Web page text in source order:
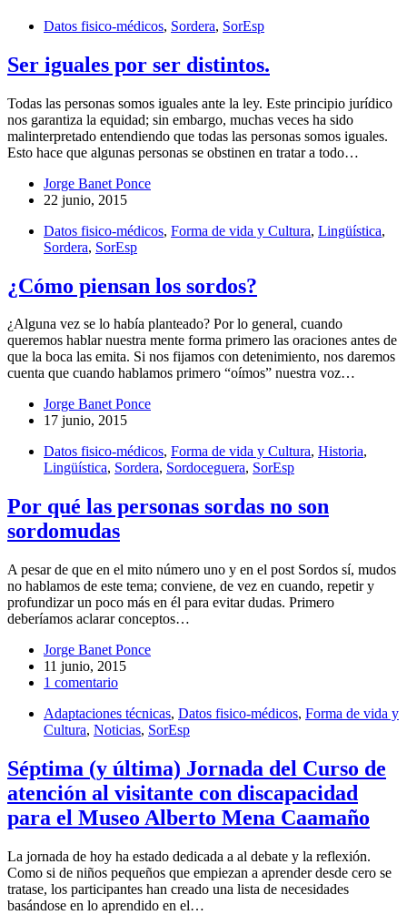
Datos fisico-médicos, Sordera, SorEsp
Ser iguales por ser distintos.
Todas las personas somos iguales ante la ley. Este principio jurídico
nos garantiza la equidad; sin embargo, muchas veces ha sido
malinterpretado entendiendo que todas las personas somos iguales.
Esto hace que algunas personas se obstinen en tratar a todo…
Jorge Banet Ponce
22 junio, 2015
Datos fisico-médicos, Forma de vida y Cultura, Lingüística,
Sordera, SorEsp
¿Cómo piensan los sordos?
¿Alguna vez se lo había planteado? Por lo general, cuando
queremos hablar nuestra mente forma primero las oraciones antes de
que la boca las emita. Si nos fijamos con detenimiento, nos daremos
cuenta que cuando hablamos primero “oímos” nuestra voz…
Jorge Banet Ponce
17 junio, 2015
Datos fisico-médicos, Forma de vida y Cultura, Historia,
Lingüística, Sordera, Sordoceguera, SorEsp
Por qué las personas sordas no son
sordomudas
A pesar de que en el mito número uno y en el post Sordos sí, mudos
no hablamos de este tema; conviene, de vez en cuando, repetir y
profundizar un poco más en él para evitar dudas. Primero
deberíamos aclarar conceptos…
Jorge Banet Ponce
11 junio, 2015
1 comentario
Adaptaciones técnicas, Datos fisico-médicos, Forma de vida y
Cultura, Noticias, SorEsp
Séptima (y última) Jornada del Curso de
atención al visitante con discapacidad
para el Museo Alberto Mena Caamaño
La jornada de hoy ha estado dedicada a al debate y la reflexión.
Como si de niños pequeños que empiezan a aprender desde cero se
tratase, los participantes han creado una lista de necesidades
basándose en lo aprendido en el…